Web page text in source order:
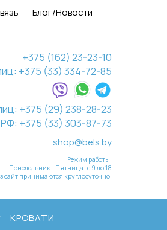
Блог/Новости
+375 (162) 23-23-10
+375 (33) 334-72-85
+375 (29) 238-28-23
+375 (33) 303-87-73
shop@bels.by
Режим работы:
Понедельник - Пятница с 9 до 18
сайт принимаются круглосуточно!
КРОВАТИ